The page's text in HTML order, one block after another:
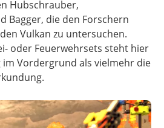
Hubschrauber,
Bagger, die den Forschern
Vulkan zu untersuchen.
oder Feuerwehrsets steht hier
Vordergrund als vielmehr die